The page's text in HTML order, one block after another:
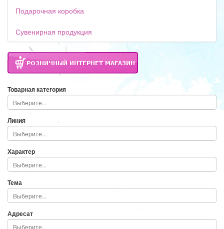
Подарочная коробка
Сувенирная продукция
Товарная категория
Линия
Характер
Тема
Адресат